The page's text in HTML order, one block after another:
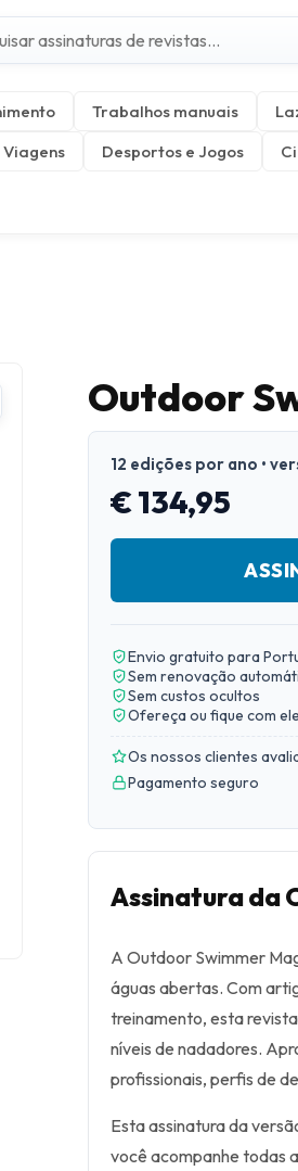
Trabalhos manuais
Viagens Desportos e Jogos
Outdoor
12 edições por ano •
€ 134,95
Envio gratuito para
Sem renovação
Sem custos ocultos
Ofereça ou fique com
Os nossos clientes
Pagamento seguro
Assinatura da
A Outdoor Swimmer
águas abertas. Com
treinamento, esta
níveis de nadadores.
profissionais, perfis de
Esta assinatura da
você acompanhe todas